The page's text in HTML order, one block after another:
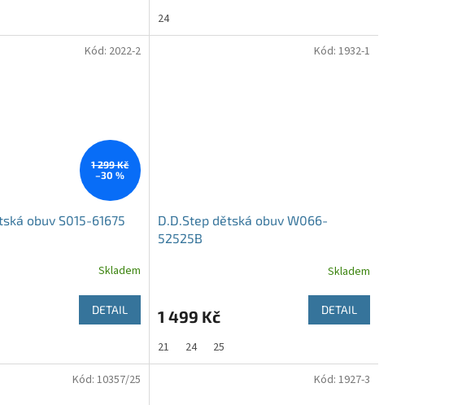
24
1 299 Kč
–30 %
obuv S015-61675
Skladem
DETAIL
Kód: 2022-2
D.D.Step dětská obuv W066-
52525B
Skladem
1 499 Kč DETAIL
21 24 25
Kód: 1932-1
Kód: 10357/25 Kód: 1927-3